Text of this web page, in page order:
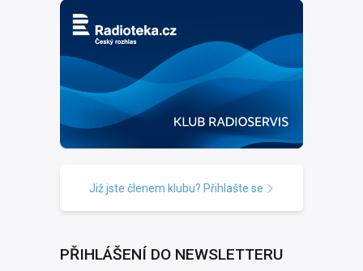
Již jste členem klubu? Přihlašte se
PŘIHLÁŠENÍ DO NEWSLETTERU